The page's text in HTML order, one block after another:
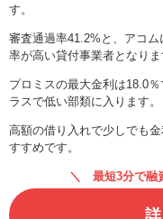
す。
審査通過率41.2%と、アコ
率が高い貸付事業者となりま
プロミスの最大金利は18.0
ラスで低い部類に入ります。
高額の借り入れで少しでも
すすめです。
最短3分で融